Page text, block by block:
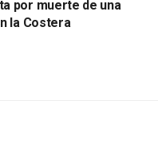
por muerte de una
la Costera